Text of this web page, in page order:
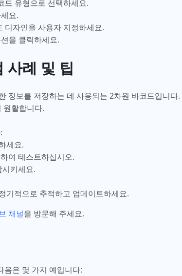
드 유형으로 선택하세요.
요.
디자인을 사용자 지정하세요.
을 클릭하세요.
사례 및 팁
정보를 저장하는 데 사용되는 2차원 바코드입니다
원활합니다.
세요.
여 테스트하십시오.
키세요.
기적으로 추적하고 업데이트하세요.
채널을 방문해 주세요.
음은 몇 가지 예입니다: